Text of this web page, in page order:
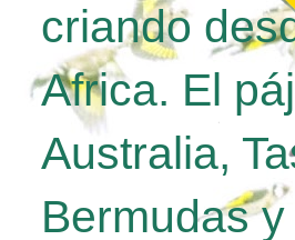
criando
Africa. El
Australia,
Bermudas